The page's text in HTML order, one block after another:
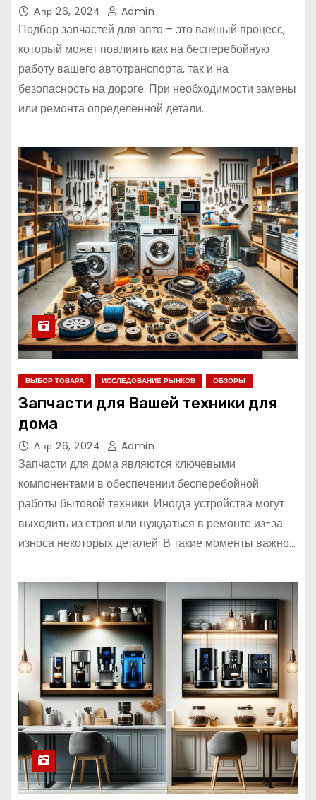
Апр 26, 2024 Admin
Подбор запчастей для авто – это важный процесс,
который может повлиять как на бесперебойную
работу вашего автотранспорта, так и на
безопасность на дороге. При необходимости замены
или ремонта определенной детали…
ВЫБОР ТОВАРА ИССЛЕДОВАНИЕ РЫНКОВ ОБЗОРЫ
Запчасти для Вашей техники для
дома
Апр 26, 2024 Admin
Запчасти для дома являются ключевыми
компонентами в обеспечении бесперебойной
работы бытовой техники. Иногда устройства могут
выходить из строя или нуждаться в ремонте из-за
износа некоторых деталей. В такие моменты важно…